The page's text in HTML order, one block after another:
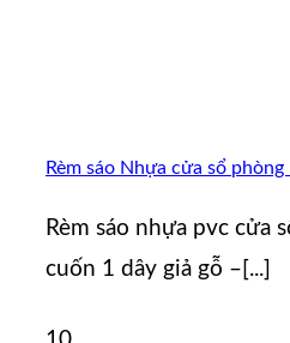
Rèm sáo Nhựa cửa sổ
Rèm sáo nhựa pvc cửa
cuốn 1 dây giả gỗ –[...]